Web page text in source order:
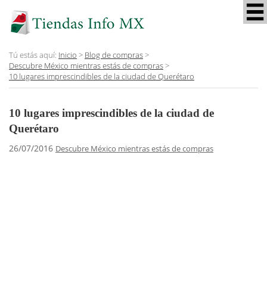
Tú estás aquí: Inicio > Blog de compras>
Descubre México mientras estás de compras>
10 lugares imprescindibles de la ciudad de Querétaro
10 lugares imprescindibles de la ciudad de
Querétaro
26/07/2016 Descubre México mientras estás de compras